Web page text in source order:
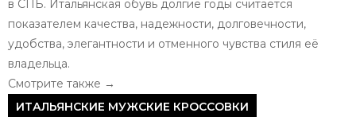
в СПБ. Итальянская обувь долгие годы считается
показателем качества, надежности, долговечности,
удобства, элегантности и отменного чувства стиля её
владельца.
Смотрите также →
ИТАЛЬЯНСКИЕ МУЖСКИЕ КРОССОВКИ